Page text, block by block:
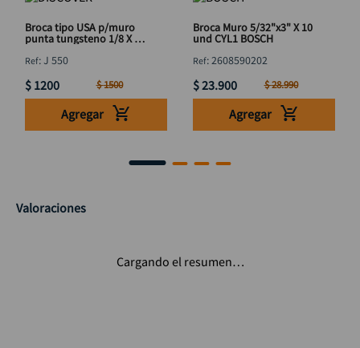
Broca tipo USA p/muro
punta tungsteno 1/8 X 3
:J 550
$ 1200 $1500
Agregar
Broca Muro 5/32"x3" X 10
und CYL1 BOSCH
:2608590202
$23.900 $28.990
Agregar
Valoraciones
Cargando el resumen…